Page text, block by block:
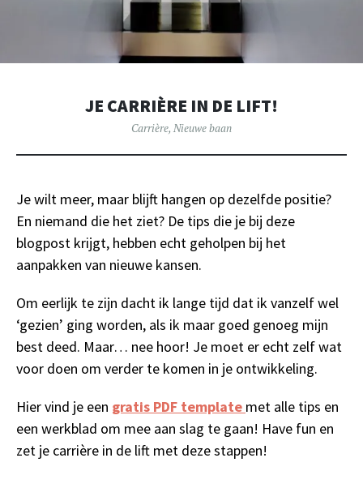
JE CARRIÈRE IN DE LIFT!
Carrière, Nieuwe baan
Je wilt meer, maar blijft hangen op dezelfde positie?
En niemand die het ziet? De tips die je bij deze
blogpost krijgt, hebben echt geholpen bij het
aanpakken van nieuwe kansen.
Om eerlijk te zijn dacht ik lange tijd dat ik vanzelf wel
‘gezien’ ging worden, als ik maar goed genoeg mijn
best deed. Maar… nee hoor! Je moet er echt zelf wat
voor doen om verder te komen in je ontwikkeling.
Hier vind je een gratis PDF template met alle tips en
een werkblad om mee aan slag te gaan! Have fun en
zet je carrière in de lift met deze stappen!